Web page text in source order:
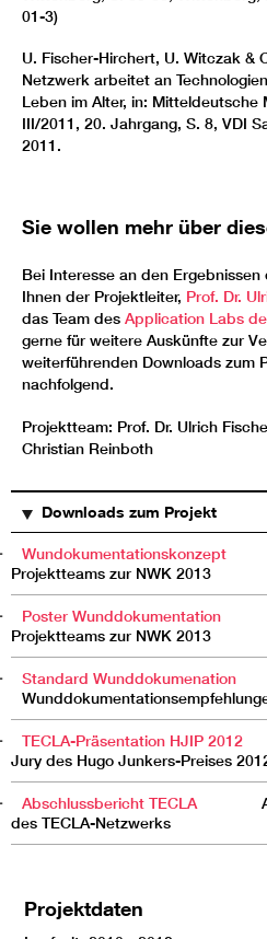
01-3)
U. Fischer-Hirchert, U. Witczak &
Netzwerk arbeitet an
Leben im Alter, in: Mitteldeutsche
III/2011, 20. Jahrgang, S. 8, VDI
2011.
Sie wollen mehr über
Bei Interesse an den
Ihnen der Projektleiter, Prof. Dr.
das Team des Application Labs
gerne für weitere Auskünfte zur
weiterführenden Downloads zum
nachfolgend.
Projektteam: Prof. Dr. Ulrich
Christian Reinboth
Downloads zum Projekt
Wundokumentationskonzept
Projektteams zur NWK 2013
Poster Wunddokumentation
Projektteams zur NWK 2013
Standard Wunddokumenation
TECLA-Präsentation HJIP 2012
Jury des Hugo Junkers-Preises
Abschlussbericht TECLA
des TECLA-Netzwerks
Projektdaten